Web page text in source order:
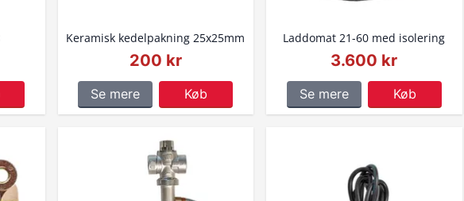
Keramisk kedelpakning 25x25mm
200 kr
Se mere Køb
Laddomat 21-60 med isolering
3.600 kr
Se mere Køb